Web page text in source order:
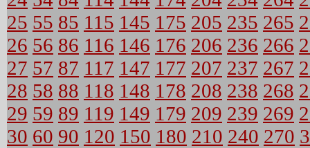
25 55 85 115 145 175 205 235 265
26 56 86 116 146 176 206 236 266
27 57 87 117 147 177 207 237 267
28 58 88 118 148 178 208 238 268
29 59 89 119 149 179 209 239 269
30 60 90 120 150 180 210 240 270